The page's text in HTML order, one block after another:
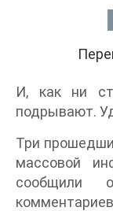
И, как ни
подрывают.
Три
массовой
сообщили